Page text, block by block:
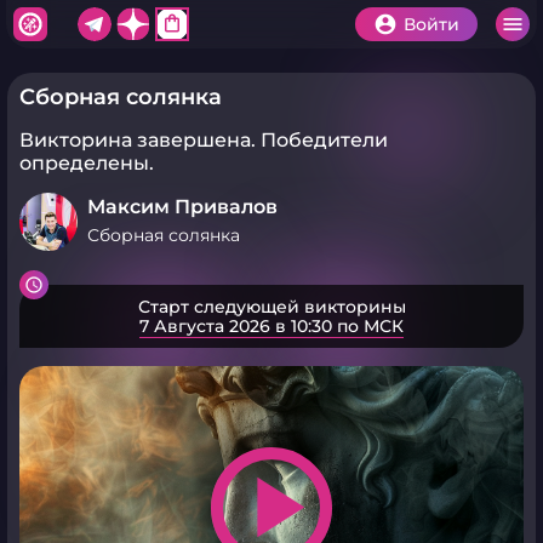
shopping_bag Войти
Сборная солянка
Викторина завершена. Победители
определены.
Максим Привалов
Сборная солянка
Старт следующей викторины
7 Августа 2026 в 10:30 по МСК
play_arrow